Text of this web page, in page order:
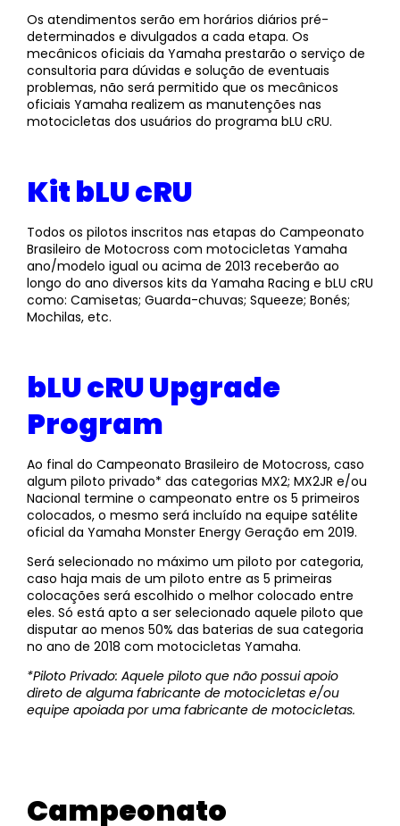
Os atendimentos serão em horários diários pré-
determinados e divulgados a cada etapa. Os
mecânicos oficiais da Yamaha prestarão o serviço de
consultoria para dúvidas e solução de eventuais
problemas, não será permitido que os mecânicos
oficiais Yamaha realizem as manutenções nas
motocicletas dos usuários do programa bLU cRU.
Kit bLU cRU
Todos os pilotos inscritos nas etapas do Campeonato
Brasileiro de Motocross com motocicletas Yamaha
ano/modelo igual ou acima de 2013 receberão ao
longo do ano diversos kits da Yamaha Racing e bLU cRU
como: Camisetas; Guarda-chuvas; Squeeze; Bonés;
Mochilas, etc.
bLU cRU Upgrade
Program
Ao final do Campeonato Brasileiro de Motocross, caso
algum piloto privado* das categorias MX2; MX2JR e/ou
Nacional termine o campeonato entre os 5 primeiros
colocados, o mesmo será incluído na equipe satélite
oficial da Yamaha Monster Energy Geração em 2019.
Será selecionado no máximo um piloto por categoria,
caso haja mais de um piloto entre as 5 primeiras
colocações será escolhido o melhor colocado entre
eles. Só está apto a ser selecionado aquele piloto que
disputar ao menos 50% das baterias de sua categoria
no ano de 2018 com motocicletas Yamaha.
*Piloto Privado: Aquele piloto que não possui apoio
direto de alguma fabricante de motocicletas e/ou
equipe apoiada por uma fabricante de motocicletas.
Campeonato